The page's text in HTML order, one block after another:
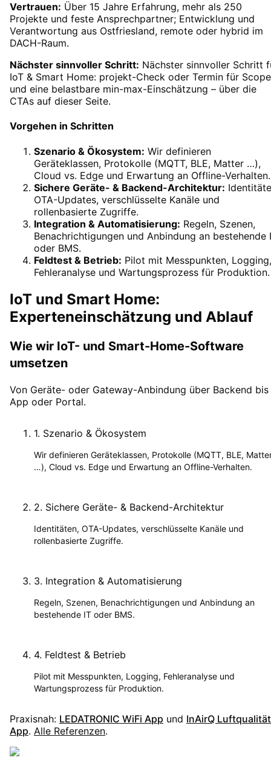
Vertrauen: Über 15 Jahre Erfahrung, mehr als 250
Projekte und feste Ansprechpartner; Entwicklung und
Verantwortung aus Ostfriesland, remote oder hybrid im
DACH-Raum.
Nächster sinnvoller Schritt: Nächster sinnvoller Schritt
IoT & Smart Home: projekt-Check oder Termin für Scope
und eine belastbare min-max-Einschätzung – über die
CTAs auf dieser Seite.
Vorgehen in Schritten
Szenario & Ökosystem: Wir definieren
Geräteklassen, Protokolle (MQTT, BLE, Matter …),
Cloud vs. Edge und Erwartung an Offline-Verhalten.
Sichere Geräte- & Backend-Architektur:
OTA-Updates, verschlüsselte Kanäle und
rollenbasierte Zugriffe.
Integration & Automatisierung: Regeln, Szenen,
Benachrichtigungen und Anbindung an bestehende
oder BMS.
Feldtest & Betrieb: Pilot mit Messpunkten, Logging,
Fehleranalyse und Wartungsprozess für Produktion.
IoT und Smart Home:
Experteneinschätzung und Ablauf
Wie wir IoT- und Smart-Home-Software
umsetzen
Von Geräte- oder Gateway-Anbindung über Backend bis
App oder Portal.
1. Szenario & Ökosystem
Wir definieren Geräteklassen, Protokolle (MQTT, BLE,
…), Cloud vs. Edge und Erwartung an Offline-Verhalten.
2. Sichere Geräte- & Backend-Architektur
Identitäten, OTA-Updates, verschlüsselte Kanäle und
rollenbasierte Zugriffe.
3. Integration & Automatisierung
Regeln, Szenen, Benachrichtigungen und Anbindung an
bestehende IT oder BMS.
4. Feldtest & Betrieb
Pilot mit Messpunkten, Logging, Fehleranalyse und
Wartungsprozess für Produktion.
Praxisnah: LEDATRONIC WiFi App und InAirQ
App. Alle Referenzen.